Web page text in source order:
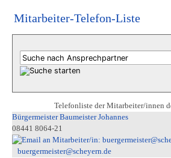
Mitarbeiter-Telefon-Liste
Telefonliste der Mitarbeiter/innen
Bürgermeister Baumeister Johannes
08441 8064-21
buergermeister@scheyern.de